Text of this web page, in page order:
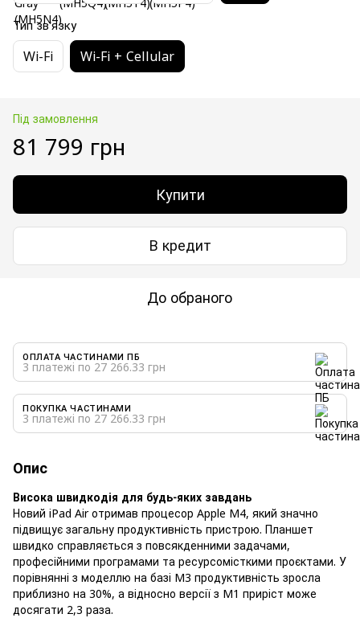
Тип зв'язку
Wi-Fi Wi-Fi + Cellular
Під замовлення
81 799 грн
Купити
В кредит
До обраного
ОПЛАТА ЧАСТИНАМИ ПБ
3 платежі по 27 266.33 грн
ПОКУПКА ЧАСТИНАМИ
3 платежі по 27 266.33 грн
Опис
Висока швидкодія для будь-яких завдань
Новий iPad Air отримав процесор Apple M4, який значно
підвищує загальну продуктивність пристрою. Планшет
швидко справляється з повсякденними задачами,
професійними програмами та ресурсомісткими проєктами. У
порівнянні з моделлю на базі M3 продуктивність зросла
приблизно на 30%, а відносно версії з M1 приріст може
досягати 2,3 раза.